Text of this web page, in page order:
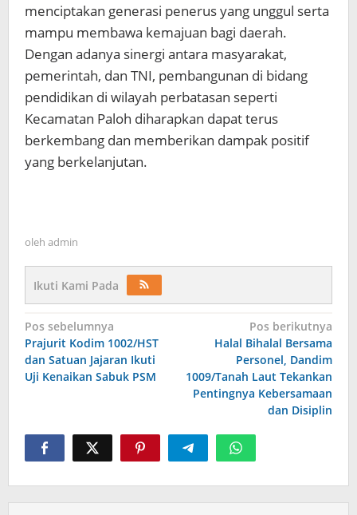
menciptakan generasi penerus yang unggul serta
mampu membawa kemajuan bagi daerah.
Dengan adanya sinergi antara masyarakat,
pemerintah, dan TNI, pembangunan di bidang
pendidikan di wilayah perbatasan seperti
Kecamatan Paloh diharapkan dapat terus
berkembang dan memberikan dampak positif
yang berkelanjutan.
oleh admin
Ikuti Kami Pada
Navigasi
pos
Pos sebelumnya
Prajurit Kodim 1002/HST
dan Satuan Jajaran Ikuti
Uji Kenaikan Sabuk PSM
Pos berikutnya
Halal Bihalal Bersama
Personel, Dandim
1009/Tanah Laut Tekankan
Pentingnya Kebersamaan
dan Disiplin